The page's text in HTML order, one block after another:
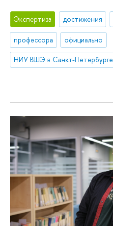
Экспертиза достижения
профессора официально
НИУ ВШЭ в Санкт-Петербурге